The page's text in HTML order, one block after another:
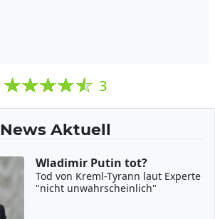
3
News Aktuell
Wladimir Putin tot?
Tod von Kreml-Tyrann laut Experte
"nicht unwahrscheinlich"